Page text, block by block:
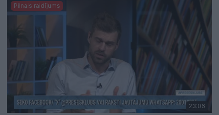
Pilnais raidījums
23:06